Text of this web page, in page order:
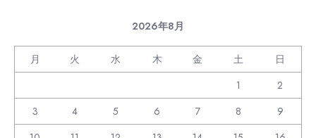
2026年8月
月 火 水 木 金 土
日
1
2
3
4 5 6 7 8
9